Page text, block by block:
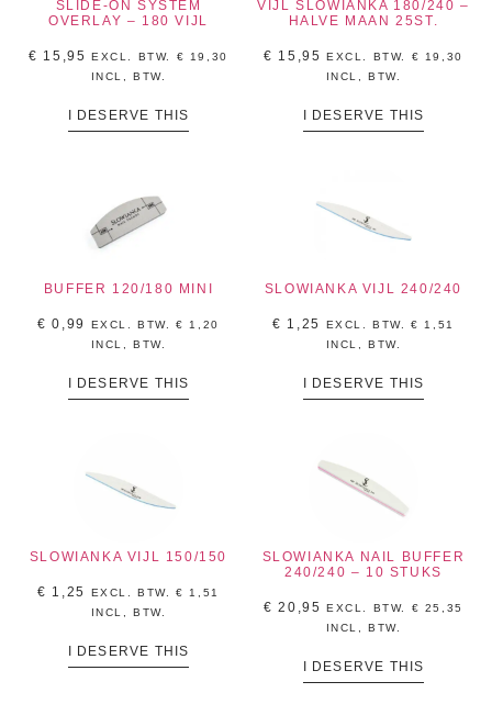
SLIDE-ON SYSTEM
OVERLAY – 180 VIJL
€ 15,95 EXCL. BTW. €
19,30
INCL, BTW.
I DESERVE THIS
VIJL SLOWIANKA 180/240 –
HALVE MAAN 25ST.
€ 15,95 EXCL. BTW. €
19,30
INCL, BTW.
I DESERVE THIS
BUFFER 120/180 MINI
€ 0,99 EXCL. BTW.€
1,20
INCL, BTW.
I DESERVE THIS
SLOWIANKA VIJL 240/240
€ 1,25 EXCL. BTW.€
1,51
INCL, BTW.
I DESERVE THIS
SLOWIANKA VIJL 150/150
€ 1,25 EXCL. BTW.€
1,51
INCL, BTW.
I DESERVE THIS
SLOWIANKA NAIL BUFFER
240/240 – 10 STUKS
€ 20,95 EXCL. BTW. € 25,35
INCL, BTW.
I DESERVE THIS